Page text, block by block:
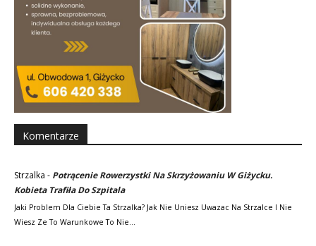
Komentarze
Strzalka - Potrącenie Rowerzystki Na Skrzyżowaniu W Giżycku.
Kobieta Trafiła Do Szpitala
Jaki Problem Dla Ciebie Ta Strzalka? Jak Nie Uniesz Uwazac Na Strzalce I Nie
Wiesz Ze To Warunkowe To Nie…